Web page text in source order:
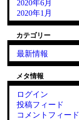
2020年6月
2020年1月
カテゴリー
最新情報
メタ情報
ログイン
投稿フィード
コメントフィード